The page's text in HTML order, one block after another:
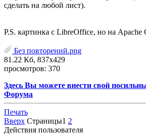
сделать на любой лист).
P.S. картинка с LibreOffice, но на Apache
Без повторений.png
81.22 Кб, 837x429
просмотров: 370
Здесь Вы можете внести свой
Форума
Печать
Вверх Страницы1 2
Действия пользователя